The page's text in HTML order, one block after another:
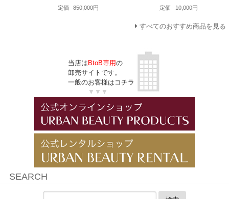
定価
850,000円
定価
10,000円
すべてのおすすめ商品を見る
当店はBtoB専用の
卸売サイトです。
一般のお客様はコチラ
▼▼▼
SEARCH